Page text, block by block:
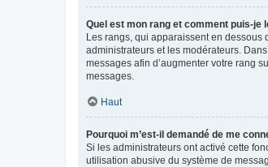
Quel est mon rang et comment puis-je
Les rangs, qui apparaissent en dessous
administrateurs et les modérateurs.
messages afin d’augmenter votre rang
messages.
Haut
Pourquoi m’est-il demandé de me
Si les administrateurs ont activé cette
utilisation abusive du système de